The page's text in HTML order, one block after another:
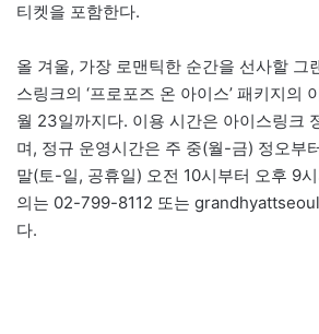
티켓을 포함한다.
올 겨울, 가장 로맨틱한 순간을 선사할 그
스링크의 ‘프로포즈 온 아이스’ 패키지의
월 23일까지다. 이용 시간은 아이스링크
며, 정규 운영시간은 주 중(월-금) 정오부
말(토-일, 공휴일) 오전 10시부터 오후 9
의는 02-799-8112 또는
다.